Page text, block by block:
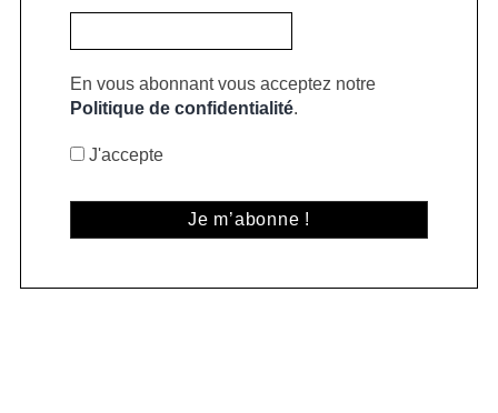
En vous abonnant vous acceptez notre
Politique de confidentialité.
J'accepte